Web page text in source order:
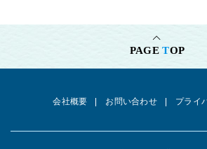
PAGETOP
会社概要 お問い合わせ プライ